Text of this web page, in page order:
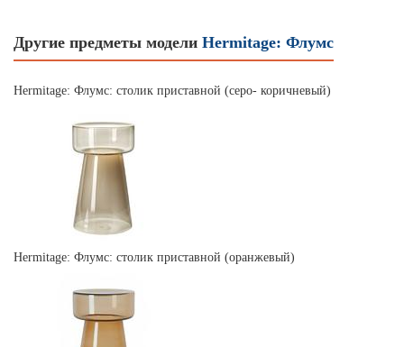
Другие предметы модели Hermitage: Флумс
Hermitage: Флумс: столик приставной (серо- коричневый)
Hermitage: Флумс: столик приставной (оранжевый)